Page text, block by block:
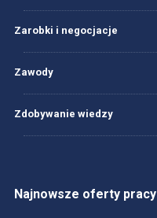
Zarobki i negocjacje
Zawody
Zdobywanie wiedzy
Najnowsze oferty pracy